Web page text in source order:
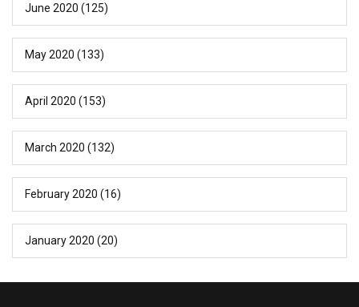
June 2020 (125)
May 2020 (133)
April 2020 (153)
March 2020 (132)
February 2020 (16)
January 2020 (20)